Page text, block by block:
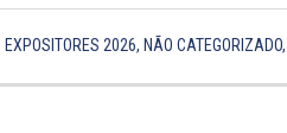
EXPOSITORES 2026, NÃO CATEGORIZADO,